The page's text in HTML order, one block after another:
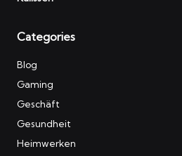
Categories
Blog
Gaming
Geschäft
Gesundheit
Heimwerken